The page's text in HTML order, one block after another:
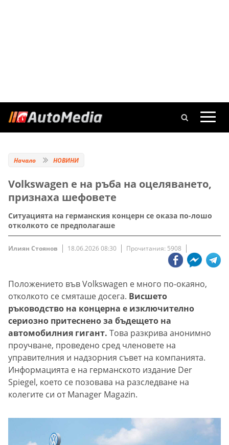
Начало НОВИНИ
Volkswagen е на ръба на оцеляването,
признаха шефовете
Ситуацията на германския концерн се оказа по-лошо
отколкото се предполагаше
Илиян Стоянов 18.06.2026 08:30 Прочитания: 5908
Положението във Volkswagen е много по-окаяно,
отколкото се смяташе досега. Висшето
ръководство на концерна е изключително
сериозно притеснено за бъдещето на
автомобилния гигант. Това разкрива анонимно
проучване, проведено сред членовете на
управителния и надзорния съвет на компанията.
Информацията е на германското издание Der
Spiegel, което се позовава на разследване на
колегите си от Manager Magazin.